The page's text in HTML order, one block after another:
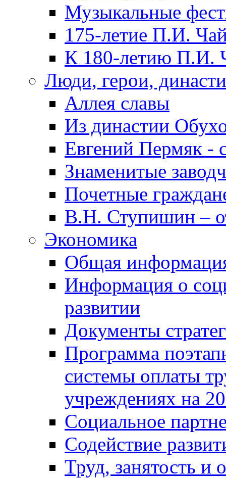
Музыкальные
175-летие П.И.
К 180-летию П.И.
Люди, герои,
Аллея славы
Из династии
Евгений Пермяк -
Знаменитые
Почетные
В.Н. Ступишин –
Экономика
Общая
Информация о
развитии
Документы
Программа
системы оплаты
учреждениях на
Социальное
Содействие
Труд, занятость и